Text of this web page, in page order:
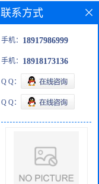
50-3
联系方式
手机： 18917986999
手机： 18918173136
Q Q：
Q Q：